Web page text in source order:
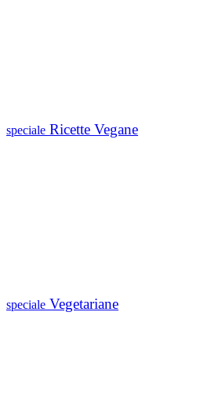
speciale Ricette Vegane
speciale Vegetariane